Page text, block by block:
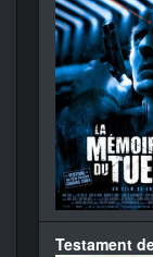
Testament